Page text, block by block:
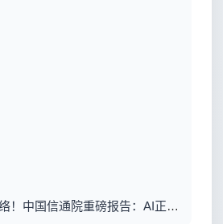
迈向“内生智能”网络！中国信通院重磅报告：AI正重塑通信网，万卡集群、毫秒用算已成现实